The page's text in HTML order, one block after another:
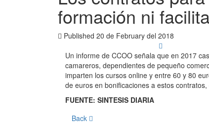
formación ni
Published 20 de February del 2018
Un informe de CCOO señala que en 2017
camareros, dependientes de pequeño
imparten los cursos online y entre 60 y 80
de euros en bonificaciones a estos
FUENTE: SINTESIS DIARIA
Back